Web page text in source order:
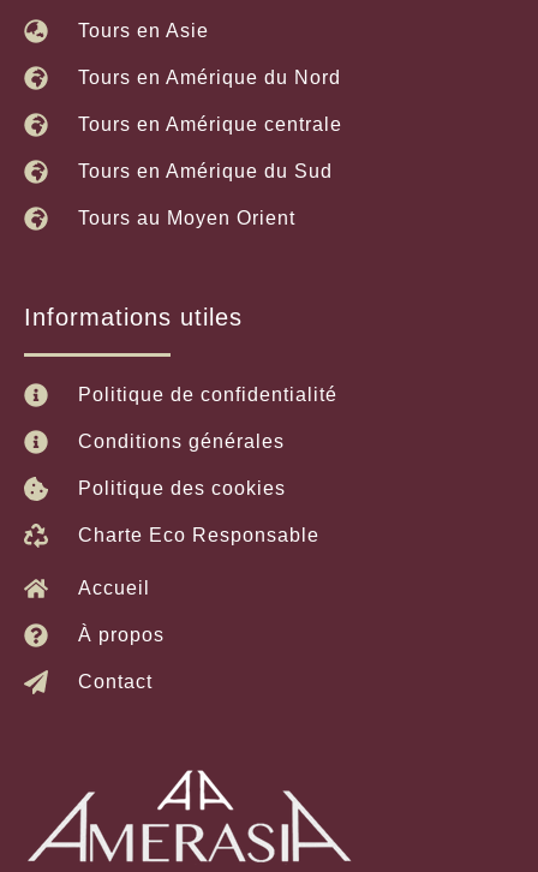
Tours en Asie
Tours en Amérique du Nord
Tours en Amérique centrale
Tours en Amérique du Sud
Tours au Moyen Orient
Informations utiles
Politique de confidentialité
Conditions générales
Politique des cookies
Charte Eco Responsable
Accueil
À propos
Contact